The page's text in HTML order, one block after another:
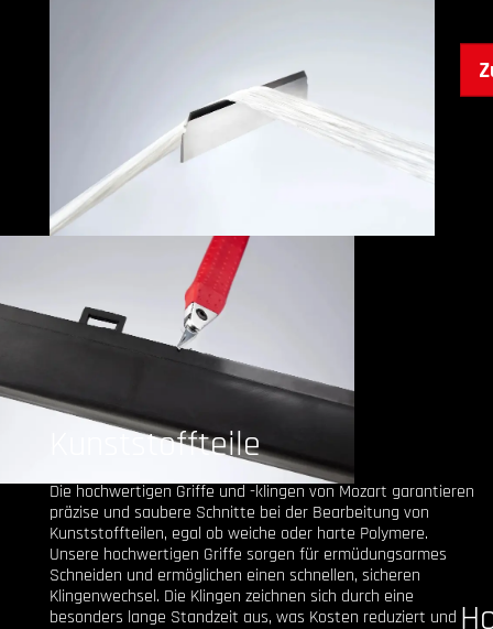
Kunststoffteile
Die hochwertigen Griffe und -klingen von Mozart garantieren
präzise und saubere Schnitte bei der Bearbeitung von
Kunststoffteilen, egal ob weiche oder harte Polymere.
Unsere hochwertigen Griffe sorgen für ermüdungsarmes
Schneiden und ermöglichen einen schnellen, sicheren
Klingenwechsel. Die Klingen zeichnen sich durch eine
besonders lange Standzeit aus, was Kosten reduziert und